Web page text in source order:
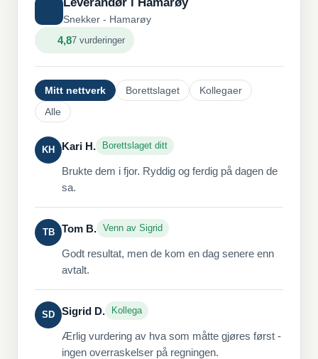
Snekker - Hamarøy
4,87 vurderinger
Mitt nettverk Borettslaget
Kollegaer
Alle
KH Kari H. Borettslaget ditt
Brukte dem i fjor. Ryddig og ferdig på dagen de
sa.
TB Tom B. Venn av Sigrid
Godt resultat, men de kom en dag senere enn
avtalt.
SD Sigrid D. Kollega
Ærlig vurdering av hva som måtte gjøres først -
ingen overraskelser på regningen.